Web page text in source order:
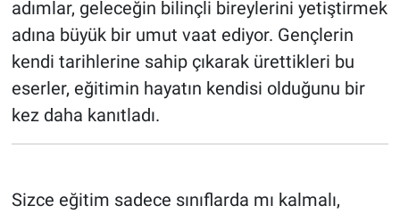
adımlar, geleceğin bilinçli bireylerini yetiştirmek
adına büyük bir umut vaat ediyor. Gençlerin
kendi tarihlerine sahip çıkarak ürettikleri bu
eserler, eğitimin hayatın kendisi olduğunu bir
kez daha kanıtladı.
Sizce eğitim sadece sınıflarda mı kalmalı,